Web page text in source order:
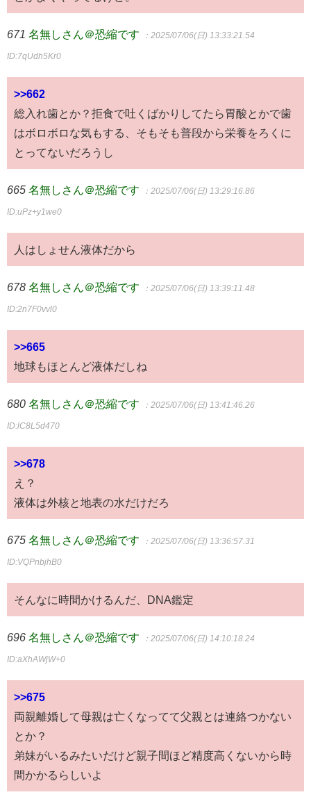
671 名無しさん＠恐縮です ：2025/07/06(日) 13:33:21.54
ID:7qUdh5Kr0
>>662
総入れ歯とか？拒食で吐くばかりしてたら胃酸とかで歯
はボロボロな気もする、そもそも普段から栄養をろくに
とってないだろうし
665 名無しさん＠恐縮です ：2025/07/06(日) 13:29:16.86
ID:uPz+y1we0
人はしょせん液体だから
678 名無しさん＠恐縮です ：2025/07/06(日) 13:39:11.48
ID:2n7F0vvl0
>>665
地球もほとんど液体だしね
680 名無しさん＠恐縮です ：2025/07/06(日) 13:41:46.26
ID:lC8L5d470
>>678
え？
液体は外核と地表の水だけだろ
675 名無しさん＠恐縮です ：2025/07/06(日) 13:36:57.31
ID:VQPnbjhB0
そんなに時間かけるんだ、DNA鑑定
696 名無しさん＠恐縮です ：2025/07/06(日) 14:10:18.24
ID:aXhAWjW+0
>>675
両親離婚して母親は亡くなってて父親とは連絡つかない
とか？
弟妹がいるみたいだけど親子間ほど精度高くないから時
間かかるらしいよ